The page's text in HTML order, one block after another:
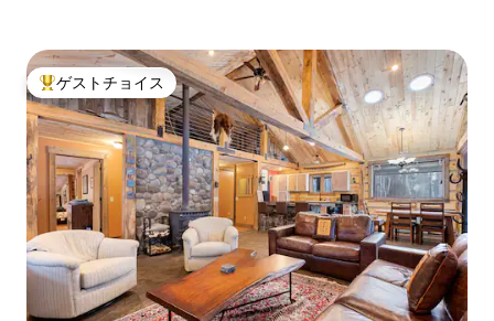
大好評のゲストチョイスです。
ゲストチョイス